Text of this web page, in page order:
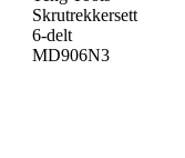
Skrutrekkersett
6-delt
MD906N3